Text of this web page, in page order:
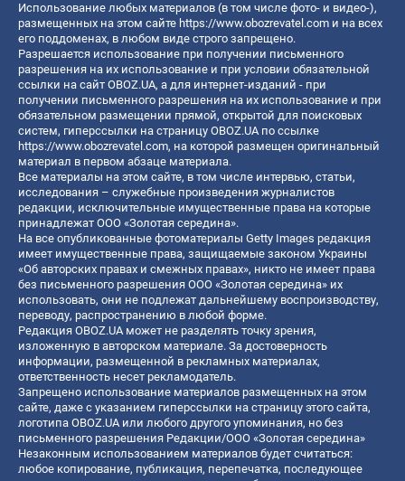
Использование любых материалов (в том числе фото- и видео-),
размещенных на этом сайте https://www.obozrevatel.com и на всех
его поддоменах, в любом виде строго запрещено.
Разрешается использование при получении письменного
разрешения на их использование и при условии обязательной
ссылки на сайт OBOZ.UA, а для интернет-изданий - при
получении письменного разрешения на их использование и при
обязательном размещении прямой, открытой для поисковых
систем, гиперссылки на страницу OBOZ.UA по ссылке
https://www.obozrevatel.com, на которой размещен оригинальный
материал в первом абзаце материала.
Все материалы на этом сайте, в том числе интервью, статьи,
исследования – служебные произведения журналистов
редакции, исключительные имущественные права на которые
принадлежат ООО «Золотая середина».
На все опубликованные фотоматериалы Getty Images редакция
имеет имущественные права, защищаемые законом Украины
«Об авторских правах и смежных правах», никто не имеет права
без письменного разрешения ООО «Золотая середина» их
использовать, они не подлежат дальнейшему воспроизводству,
переводу, распространению в любой форме.
Редакция OBOZ.UA может не разделять точку зрения,
изложенную в авторском материале. За достоверность
информации, размещенной в рекламных материалах,
ответственность несет рекламодатель.
Запрещено использование материалов размещенных на этом
сайте, даже с указанием гиперссылки на страницу этого сайта,
логотипа OBOZ.UA или любого другого упоминания, но без
письменного разрешения Редакции/ООО «Золотая середина»
Незаконным использованием материалов будет считаться:
любое копирование, публикация, перепечатка, последующее